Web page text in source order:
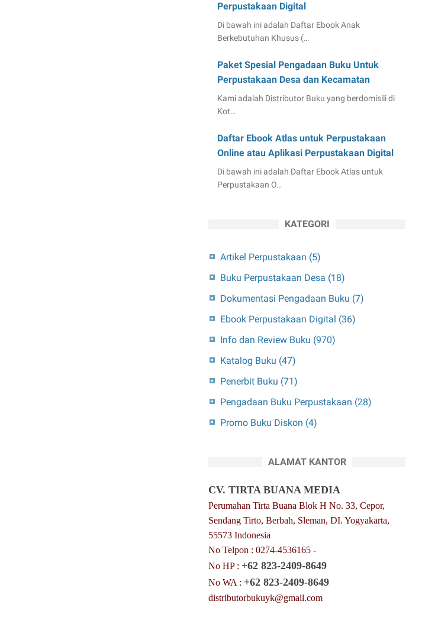
Perpustakaan Digital
Di bawah ini adalah Daftar Ebook Anak
Berkebutuhan Khusus (…
Paket Spesial Pengadaan Buku Untuk
Perpustakaan Desa dan Kecamatan
Kami adalah Distributor Buku yang berdomisili di
Kot…
Daftar Ebook Atlas untuk Perpustakaan
Online atau Aplikasi Perpustakaan Digital
Di bawah ini adalah Daftar Ebook Atlas untuk
Perpustakaan O…
KATEGORI
Artikel Perpustakaan (5)
Buku Perpustakaan Desa (18)
Dokumentasi Pengadaan Buku (7)
Ebook Perpustakaan Digital (36)
Info dan Review Buku (970)
Katalog Buku (47)
Penerbit Buku (71)
Pengadaan Buku Perpustakaan (28)
Promo Buku Diskon (4)
ALAMAT KANTOR
CV. TIRTA BUANA MEDIA
Perumahan Tirta Buana Blok H No. 33, Cepor,
Sendang Tirto, Berbah, Sleman, DI. Yogyakarta,
55573 Indonesia
No Telpon : 0274-4536165 -
No HP : +62 823-2409-8649
No WA : +62 823-2409-8649
distributorbukuyk@gmail.com